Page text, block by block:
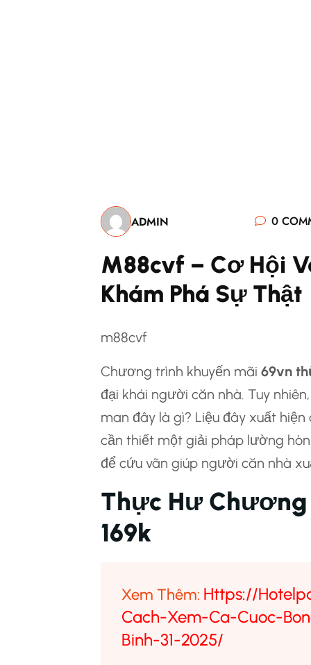
ADMIN 0
M88cvf – Cơ Hội
Khám Phá Sự Thật
m88cvf
Chương trình khuyến mãi 69vn
đại khái người căn nhà. Tuy
man đây là gì? Liệu đây xuất
cần thiết một giải pháp lường
để cứu vãn giúp người căn nhà
Thực Hư
169k
Xem Thêm: Https://
Cach-Xem-Ca-Cuoc-
Binh-31-2025/